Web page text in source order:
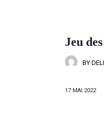
Jeu
BY
17 MAI 2022